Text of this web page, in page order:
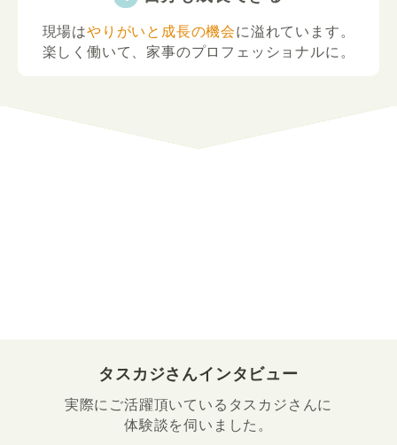
現場はやりがいと成長の機会に溢れています。
楽しく働いて、家事のプロフェッショナルに。
タスカジさんインタビュー
実際にご活躍頂いているタスカジさんに
体験談を伺いました。